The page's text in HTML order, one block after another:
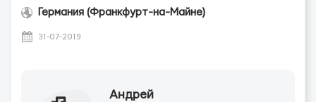
Германия (Франкфурт-на-Майне)
31-07-2019
Андрей